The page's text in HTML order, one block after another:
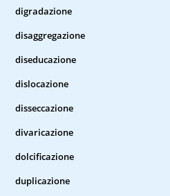
digradazione
disaggregazione
diseducazione
dislocazione
disseccazione
divaricazione
dolcificazione
duplicazione